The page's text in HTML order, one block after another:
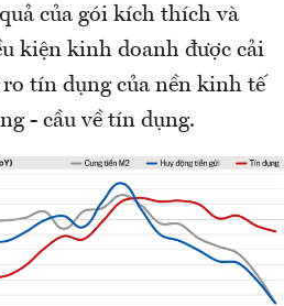
của gói kích thích và
kiện kinh doanh được cải
tín dụng của nền kinh tế
- cầu về tín dụng.